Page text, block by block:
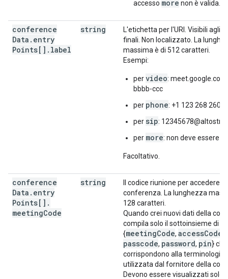
accesso more non è valida.
conference
Data . entry
Points[] . label
string
L'etichetta per l'URI. Visibili agli
finali. Non localizzato. La
massima è di 512 caratteri.
Esempi:
pervideo:
bbbb-ccc
per phone: +1 123 268 2601
per sip:
per more: non deve essere
Facoltativo.
conference
Data . entry
Points[] .
meetingCode
string
Il codice riunione per accedere
conferenza. La lunghezza
128 caratteri.
Quando crei nuovi dati della
compila solo il sottoinsieme di
{meetingCode, accessCode
passcode, password, pin} che
corrispondono alla terminologia
utilizzata dal fornitore della
Devono essere visualizzati solo